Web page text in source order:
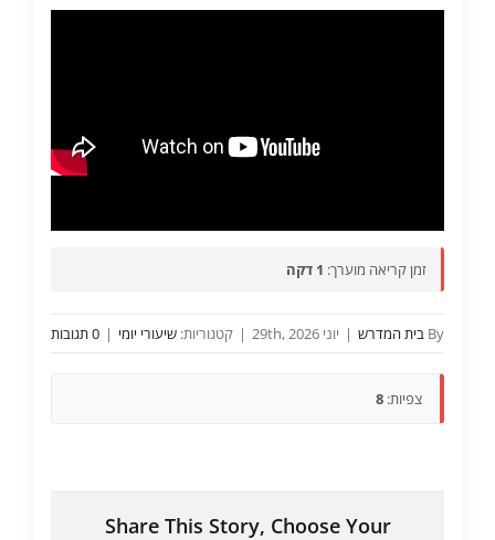
זמן קריאה מוערך: 1 דקה
By בית המדרש | יוני 29th, 2026 | קטגוריות: שיעורי יומי | 0 תגובות
צפיות: 8
Share This Story, Choose Your